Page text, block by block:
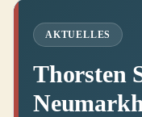
AKTUELLES
Thorsten